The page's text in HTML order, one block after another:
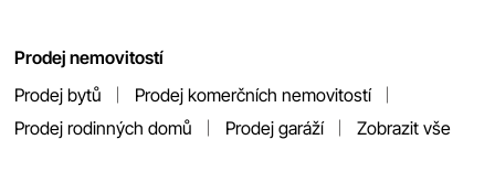
Prodej nemovitostí
Prodej bytů
Prodej komerčních nemovitostí
Prodej rodinných domů
Prodej garáží Zobrazit vše